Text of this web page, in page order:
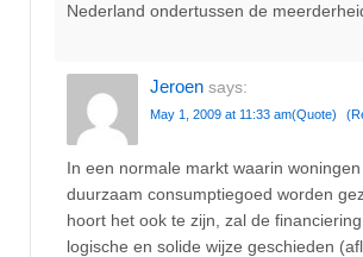
Nederland ondertussen de
Jeroen says:
May 1, 2009 at 11:33 am(Quote)
In een normale markt waarin
duurzaam consumptiegoed worden
hoort het ook te zijn, zal de
logische en solide wijze geschieden